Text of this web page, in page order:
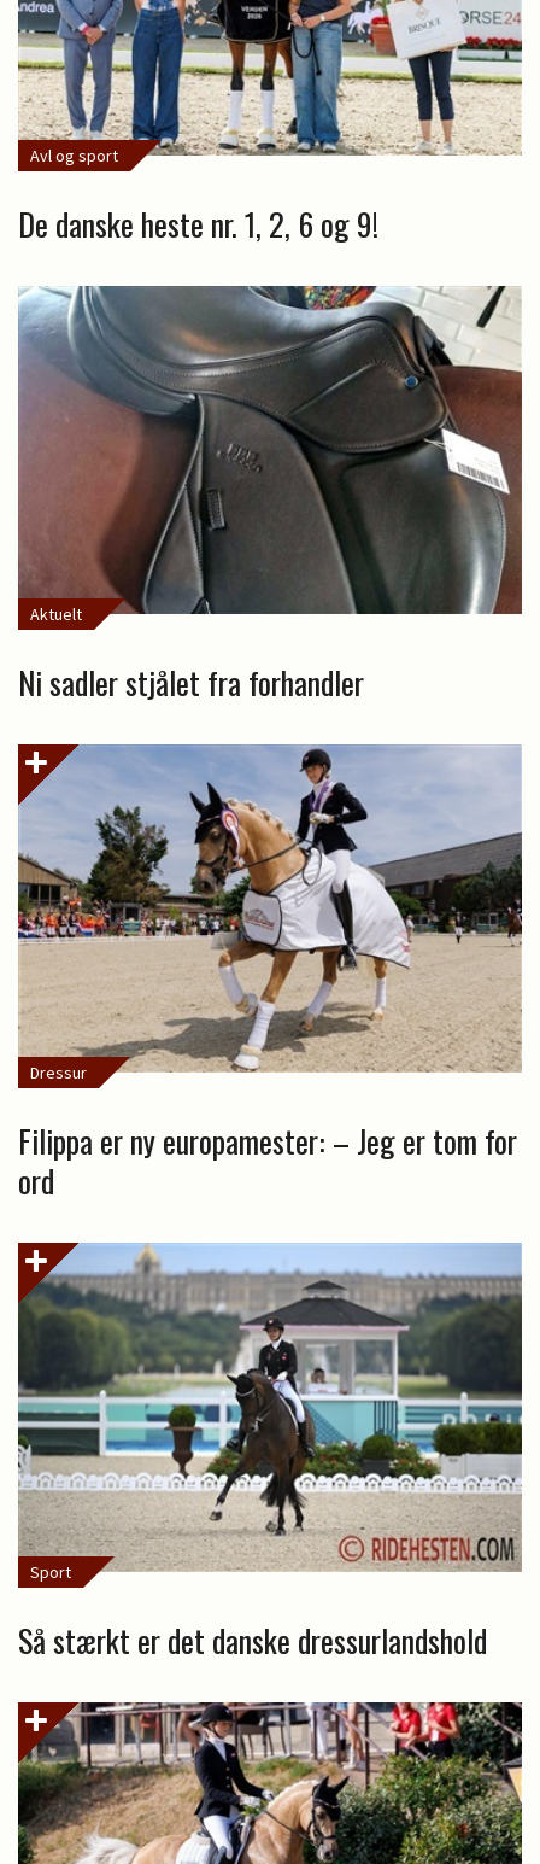
Avl og sport
De danske heste nr. 1, 2, 6 og 9!
Aktuelt
Ni sadler stjålet fra forhandler
Dressur
Filippa er ny europamester: – Jeg er tom for
ord
Sport
Så stærkt er det danske dressurlandshold